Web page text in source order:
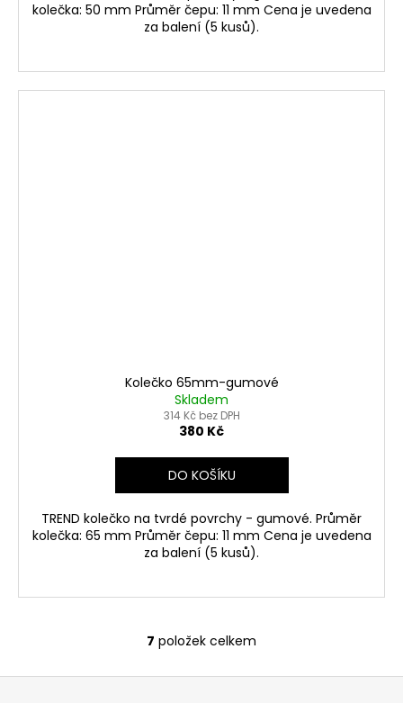
kolečka: 50 mm Průměr čepu: 11 mm Cena je uvedena
za balení (5 kusů).
Kolečko 65mm-gumové
Skladem
314 Kč bez DPH
380 Kč
DO KOŠÍKU
TREND kolečko na tvrdé povrchy - gumové. Průměr
kolečka: 65 mm Průměr čepu: 11 mm Cena je uvedena
za balení (5 kusů).
O
v
7 položek celkem
Z